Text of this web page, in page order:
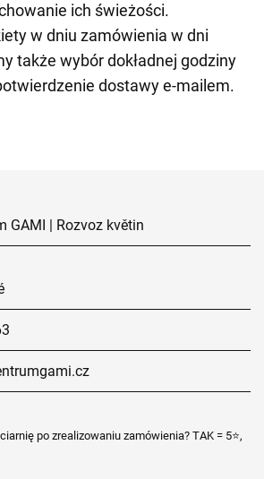
ich świeżości.
w dniu zamówienia w dni
także wybór dokładnej godziny
dostawy e-mailem.
GAMI | Rozvoz květin
po zrealizowaniu zamówienia? TAK = 5⭐,